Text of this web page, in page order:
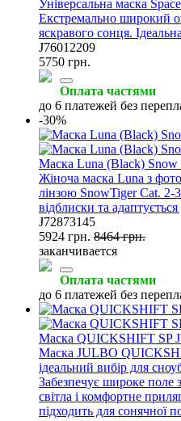
Універсальна маска
Екстремально широкий
яскравого сонця.
J76012209
5750 грн.
Оплата частями
до 6 платежей без
-30%
Маска Luna (Black) Snow
Жіноча маска Luna з
лінзою SnowTiger Cat. 2-
відблиски та адаптується
J72873145
5924 грн. 8464 грн.
заканчивается
Оплата частями
до 6 платежей без
Маска QUICKSHIFT
Маска JULBO
ідеальний вибір для
Забезпечує широке поле
світла і комфортне
підходить для сонячної